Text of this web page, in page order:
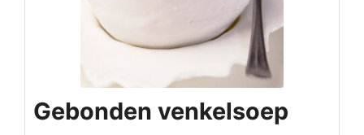
Gebonden venkelsoep